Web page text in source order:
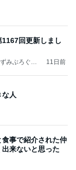
回更新しまし
みぶろぐ」
11日前
人
事で紹介された仲
来ないと思った